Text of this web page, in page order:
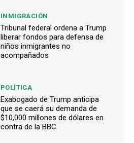
INMIGRACIÓN
Tribunal federal ordena a Trump
liberar fondos para defensa de
niños inmigrantes no
acompañados
POLÍTICA
Exabogado de Trump anticipa
que se caerá su demanda de
$10,000 millones de dólares en
contra de la BBC